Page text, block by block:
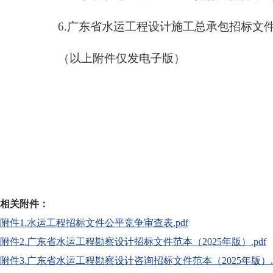
6.广东省水运工程设计施工总承包招标文件
（以上附件仅发电子版）
相关附件：
附件1.水运工程招标文件公平竞争审查表.pdf
附件2.广东省水运工程勘察设计招标文件范本（2025年版）.pdf
附件3.广东省水运工程勘察设计咨询招标文件范本（2025年版）